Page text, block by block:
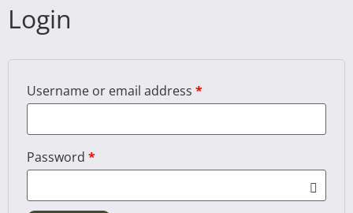
Login
Username or email address *
Password *